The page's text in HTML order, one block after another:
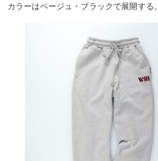
カラーはベージュ・ブラックで展開する。